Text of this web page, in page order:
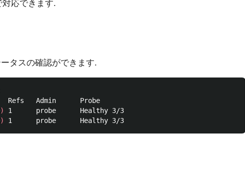
応できます.
タスの確認ができます.
Refs   Admin      Probe
)
1      probe      Healthy 3/3
)